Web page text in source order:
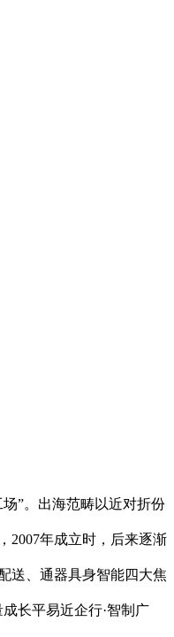
”。出海范畴以近对折份
2007年成立时，后来逐渐
送、通器具身智能四大焦
长平易近企行·智制广